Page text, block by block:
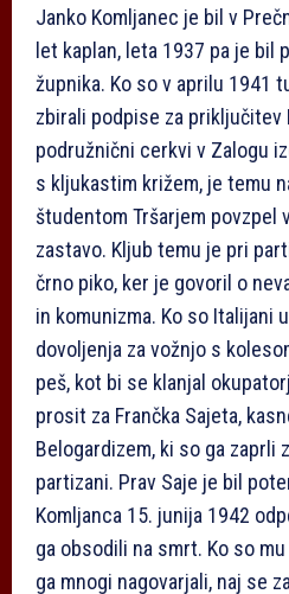
Janko Komljanec je bil v
let kaplan, leta 1937 pa je bil
župnika. Ko so v aprilu 1941
zbirali podpise za priključitev
podružnični cerkvi v Zalogu
s kljukastim križem, je temu
študentom Tršarjem povzpel
zastavo. Kljub temu je pri
črno piko, ker je govoril o
in komunizma. Ko so Italijani
dovoljenja za vožnjo s
peš, kot bi se klanjal
prosit za Frančka Sajeta,
Belogardizem, ki so ga zaprli
partizani. Prav Saje je bil
Komljanca 15. junija 1942
ga obsodili na smrt. Ko so
ga mnogi nagovarjali, naj se